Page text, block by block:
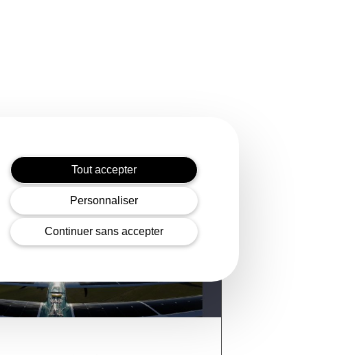
Tout accepter
Personnaliser
Continuer sans accepter